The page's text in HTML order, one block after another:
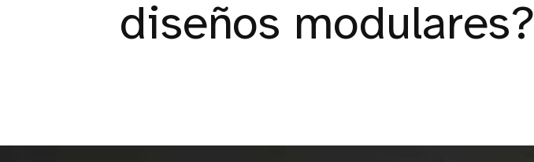
diseños modulares?